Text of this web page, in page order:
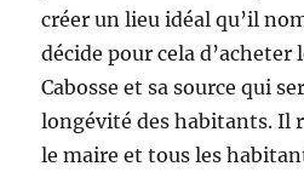
créer un lieu idéal qu’il
décide pour cela d’acheter
Cabosse et sa source qui
longévité des habitants. Il
le maire et tous les